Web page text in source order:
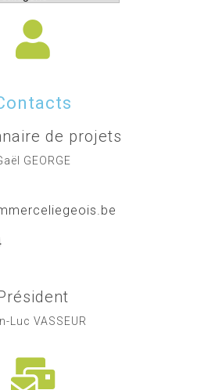
de projets
GEORGE
Luc VASSEUR